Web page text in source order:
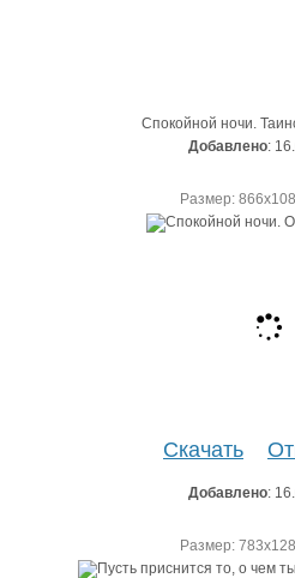
Спокойной ночи.
Добавлено:
Размер:
Скачать
Добавлено:
Размер: